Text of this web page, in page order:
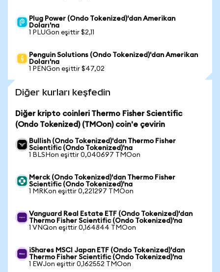
Plug Power (Ondo Tokenized)'dan Amerikan
Doları'na
1 PLUGon eşittir $2,11
Penguin Solutions (Ondo Tokenized)'dan Amerikan
Doları'na
1 PENGon eşittir $47,02
Diğer kurları keşfedin
Diğer kripto coinleri Thermo Fisher Scientific
(Ondo Tokenized) (TMOon) coin'e çevirin
Bullish (Ondo Tokenized)'dan Thermo Fisher
Scientific (Ondo Tokenized)'na
1 BLSHon eşittir 0,040697 TMOon
Merck (Ondo Tokenized)'dan Thermo Fisher
Scientific (Ondo Tokenized)'na
1 MRKon eşittir 0,221297 TMOon
Vanguard Real Estate ETF (Ondo Tokenized)'dan
Thermo Fisher Scientific (Ondo Tokenized)'na
1 VNQon eşittir 0,164844 TMOon
iShares MSCI Japan ETF (Ondo Tokenized)'dan
Thermo Fisher Scientific (Ondo Tokenized)'na
1 EWJon eşittir 0,162552 TMOon